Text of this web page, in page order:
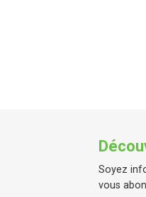
Soyez
vous